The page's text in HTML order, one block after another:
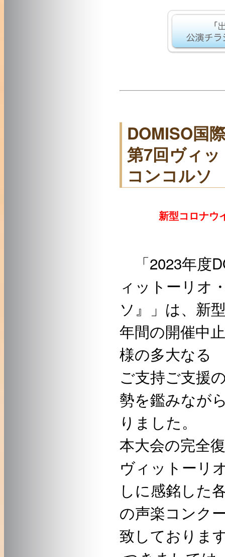
DOMISO国
第7回ヴィ
コンコルソ
新型コロナウ
「2023年度
ィットーリオ
ソ』」は、新
年間の開催中
様の多大なる
ご支持ご支援
勢を鑑みなが
りました。
本大会の完全
ヴィットーリ
しに感銘した
の声楽コンク
致しておりま